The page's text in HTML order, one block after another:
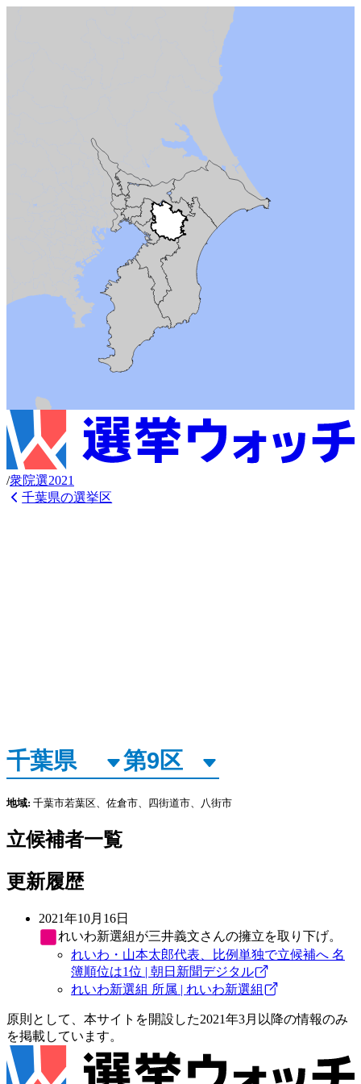
/衆院選2021
千葉県の選挙区
地域: 千葉市若葉区、佐倉市、四街道市、八街市
立候補者一覧
更新履歴
2021年10月16日
れいわ新選組が三井義文さんの擁立を取り下げ。
れいわ・山本太郎代表、比例単独で立候補へ 名
簿順位は1位 | 朝日新聞デジタル
れいわ新選組 所属 | れいわ新選組
原則として、本サイトを開設した2021年3月以降の情報のみ
を掲載しています。